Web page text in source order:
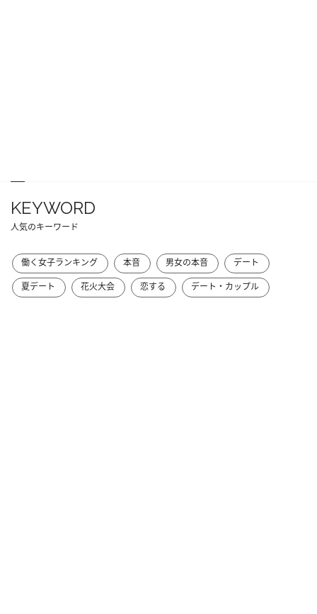
KEYWORD
人気のキーワード
働く女子ランキング 本音 男女の本音
デート
夏デート
花火大会 恋する デート・カップル